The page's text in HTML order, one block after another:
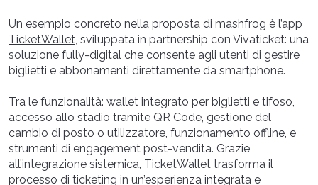
Un esempio concreto nella proposta di mashfrog è l’app
TicketWallet, sviluppata in partnership con Vivaticket: una
soluzione fully-digital che consente agli utenti di gestire
biglietti e abbonamenti direttamente da smartphone.
Tra le funzionalità: wallet integrato per biglietti e tifoso,
accesso allo stadio tramite QR Code, gestione del
cambio di posto o utilizzatore, funzionamento offline, e
strumenti di engagement post-vendita. Grazie
all’integrazione sistemica, TicketWallet trasforma il
processo di ticketing in un’esperienza integrata e